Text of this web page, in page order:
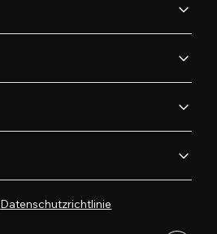
Datenschutzrichtlinie